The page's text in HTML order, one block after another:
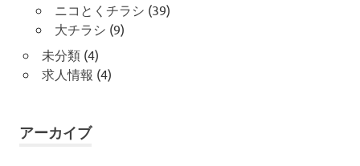
ニコとくチラシ (39)
大チラシ (9)
未分類(4)
求人情報 (4)
アーカイブ